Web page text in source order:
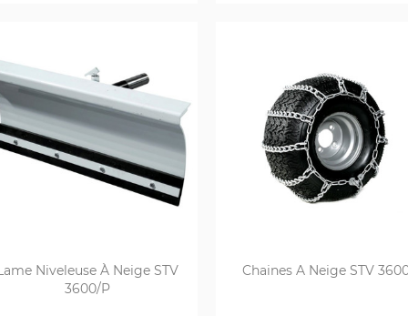
Niveleuse À Neige STV
3600/P
Chaines A Neige STV